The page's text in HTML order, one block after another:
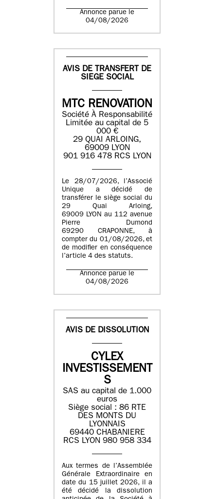
Annonce parue le
04/08/2026
AVIS DE TRANSFERT DE
SIEGE SOCIAL
MTC RENOVATION
Société À Responsabilité
Limitée au capital de 5
000 €
29 QUAI ARLOING,
69009 LYON
901 916 478 RCS LYON
Le 28/07/2026, l’Associé
Unique a décidé de
transférer le siège social du
29 Quai Arloing,
69009 LYON au 112 avenue
Pierre Dumond
69290 CRAPONNE, à
compter du 01/08/2026, et
de modifier en conséquence
l’article 4 des statuts.
Annonce parue le
04/08/2026
AVIS DE DISSOLUTION
CYLEX
INVESTISSEMENT
S
SAS au capital de 1.000
euros
Siège social : 86 RTE
DES MONTS DU
LYONNAIS
69440 CHABANIERE
RCS LYON 980 958 334
Aux termes de l’Assemblée
Générale Extraordinaire en
date du 15 juillet 2026, il a
été décidé la dissolution